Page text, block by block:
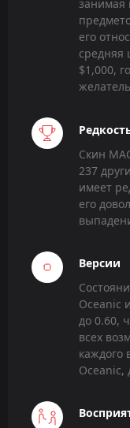
занимая
его
средняя
$1,000,
Скин
237
имеет
его
Версии
Oceanic
до 0.60,
всех
каждого
Oceanic,